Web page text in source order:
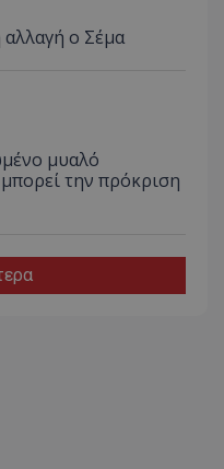
ο Σέμα
μυαλό
την πρόκριση